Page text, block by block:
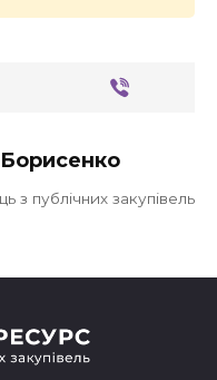
з публічних закупівель